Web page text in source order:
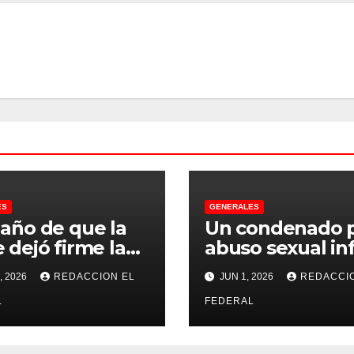
de que la
dejó firme la
la Justicia
pudo
ni un
CFK
2026 REDACCION EL
GENERALES
Un condenado
abuso sexual
se recibió de
psicopedagogo
dentro del
Penitenciario
JUN 1, 2026
FEDERAL